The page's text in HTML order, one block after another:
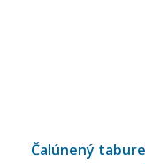
Čalúnený